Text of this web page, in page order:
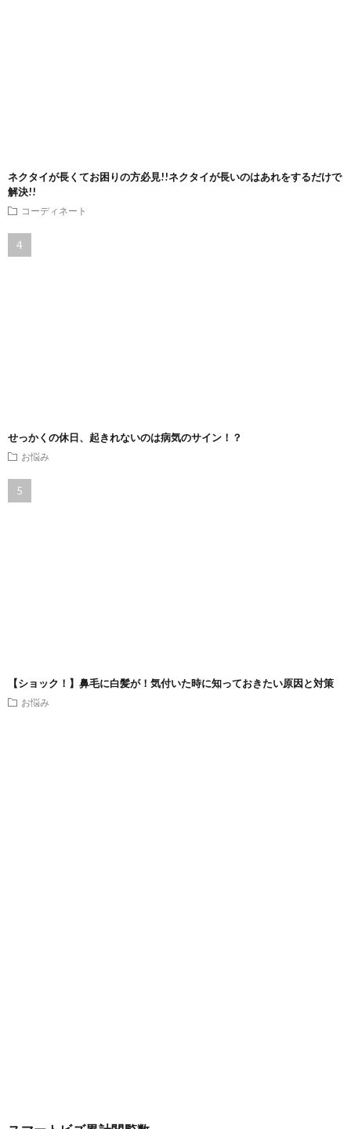
ネクタイが長くてお困りの方必見!!ネクタイが長いのはあれをするだけで
解決!!
コーディネート
せっかくの休日、起きれないのは病気のサイン！？
お悩み
【ショック！】鼻毛に白髪が！気付いた時に知っておきたい原因と対策
お悩み